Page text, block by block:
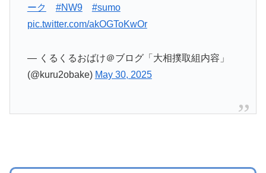
ーク
#NW9
#sumo
pic.twitter.com/akOGToKwOr
— くるくるおばけ＠ブログ「大相撲取組内容」
(@kuru2obake) May 30, 2025